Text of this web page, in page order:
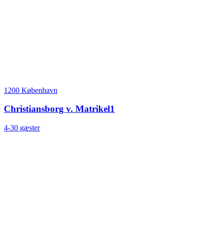
1200 København
Christiansborg v. Matrikel1
4-30 gæster